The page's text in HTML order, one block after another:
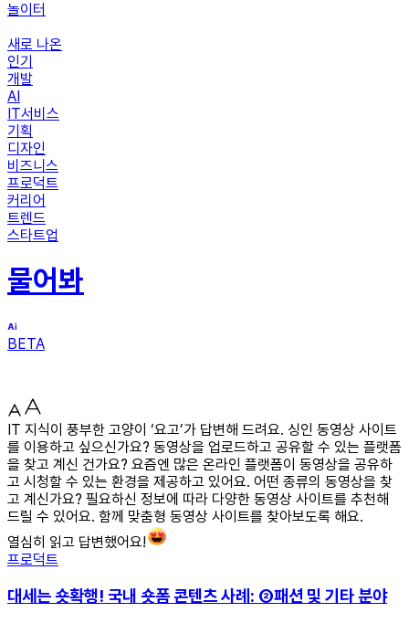
놀이터
새로 나온
인기
개발
AI
IT서비스
기획
디자인
비즈니스
프로덕트
커리어
트렌드
스타트업
물어봐
BETA
IT 지식이 풍부한 고양이 ‘요고’가 답변해 드려요. 싱인 동영상 사이트
를 이용하고 싶으신가요? 동영상을 업로드하고 공유할 수 있는 플랫폼
을 찾고 계신 건가요? 요즘엔 많은 온라인 플랫폼이 동영상을 공유하
고 시청할 수 있는 환경을 제공하고 있어요. 어떤 종류의 동영상을 찾
고 계신가요? 필요하신 정보에 따라 다양한 동영상 사이트를 추천해
드릴 수 있어요. 함께 맞춤형 동영상 사이트를 찾아보도록 해요.
열심히 읽고 답변했어요!
프로덕트
대세는 숏확행! 국내 숏폼 콘텐츠 사례: ②패션 및 기타 분야